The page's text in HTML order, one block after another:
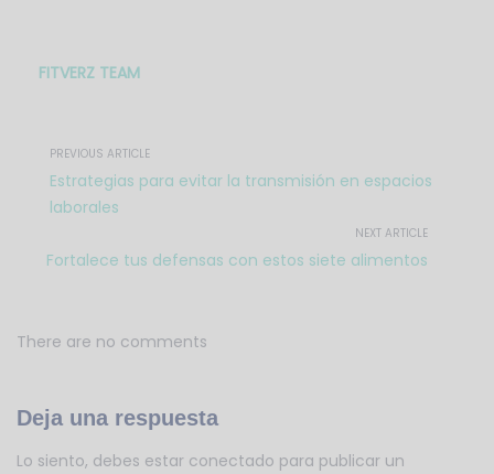
FITVERZ TEAM
PREVIOUS ARTICLE
Estrategias para evitar la transmisión en espacios
laborales
NEXT ARTICLE
Fortalece tus defensas con estos siete alimentos
There are no comments
Deja una respuesta
Lo siento, debes estar conectado para publicar un